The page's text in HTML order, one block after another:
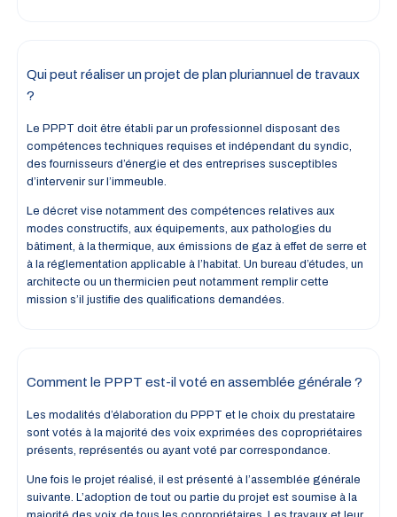
Qui peut réaliser un projet de plan pluriannuel de travaux
?
Le PPPT doit être établi par un professionnel disposant des
compétences techniques requises et indépendant du syndic,
des fournisseurs d’énergie et des entreprises susceptibles
d’intervenir sur l’immeuble.
Le décret vise notamment des compétences relatives aux
modes constructifs, aux équipements, aux pathologies du
bâtiment, à la thermique, aux émissions de gaz à effet de serre et
à la réglementation applicable à l’habitat. Un bureau d’études, un
architecte ou un thermicien peut notamment remplir cette
mission s’il justifie des qualifications demandées.
Comment le PPPT est-il voté en assemblée générale ?
Les modalités d’élaboration du PPPT et le choix du prestataire
sont votés à la majorité des voix exprimées des copropriétaires
présents, représentés ou ayant voté par correspondance.
Une fois le projet réalisé, il est présenté à l’assemblée générale
suivante. L’adoption de tout ou partie du projet est soumise à la